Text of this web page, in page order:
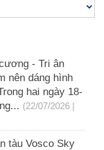
- Tri ân
nên dáng hình
hai ngày 18-
(22/07/2026 |
tàu Vosco Sky